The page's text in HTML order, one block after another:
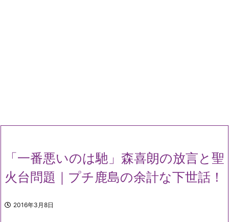
「一番悪いのは馳」森喜朗の放言と聖
火台問題｜プチ鹿島の余計な下世話！
2016年3月8日